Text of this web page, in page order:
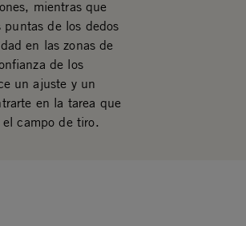
mientras que
de los dedos
en las zonas de
de los
un ajuste y un
en la tarea que
campo de tiro.